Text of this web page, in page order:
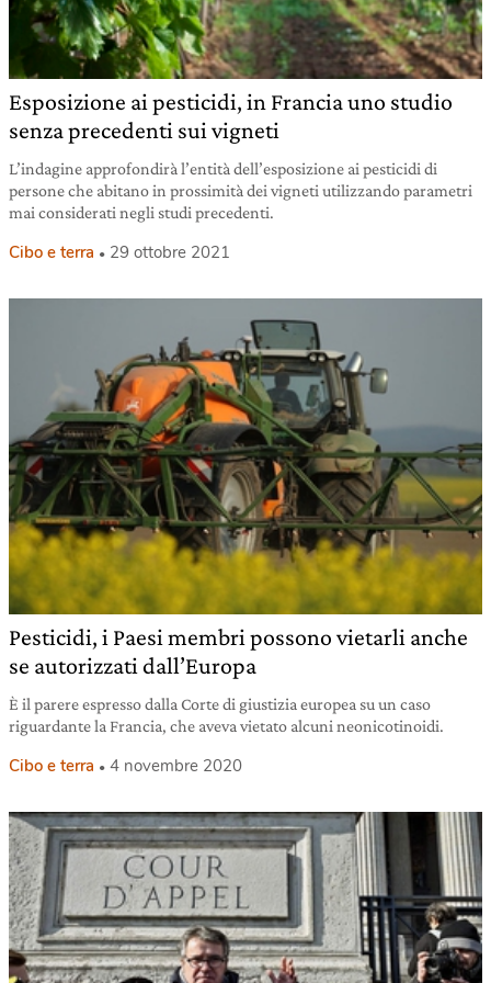
Esposizione ai pesticidi, in Francia uno studio
senza precedenti sui vigneti
L’indagine approfondirà l’entità dell’esposizione ai pesticidi di
persone che abitano in prossimità dei vigneti utilizzando parametri
mai considerati negli studi precedenti.
Cibo e terra 29 ottobre 2021
Pesticidi, i Paesi membri possono vietarli anche
se autorizzati dall’Europa
È il parere espresso dalla Corte di giustizia europea su un caso
riguardante la Francia, che aveva vietato alcuni neonicotinoidi.
Cibo e terra 4 novembre 2020